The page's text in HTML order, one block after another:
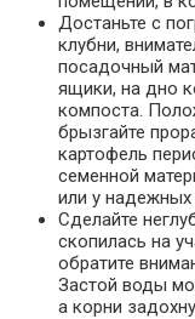
Достаньте с
клубни,
посадочный
ящики, на дно
компоста.
брызгайте
картофель
семенной
или у надежных
Сделайте
скопилась на
обратите
Застой воды
а корни